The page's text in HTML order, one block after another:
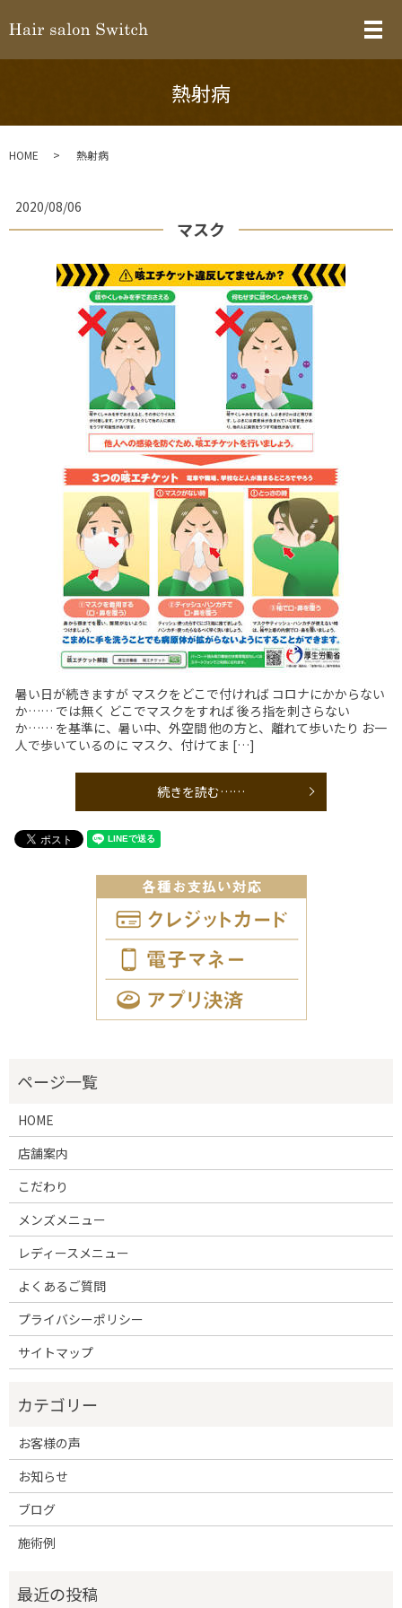
メ
熱射病
HOME 熱射病
2020/08/06
マスク
暑い日が続きますが マスクをどこで付ければ コロナにかからない
か…… では無く どこでマスクをすれば 後ろ指を刺さらない
か…… を基準に、暑い中、外空間 他の方と、離れて歩いたり お一
人で歩いているのに マスク、付けてま […]
続きを読む……
HOME
店舗案内
こだわり
メンズメニュー
レディースメニュー
よくあるご質問
プライバシーポリシー
サイトマップ
お客様の声
お知らせ
ブログ
施術例